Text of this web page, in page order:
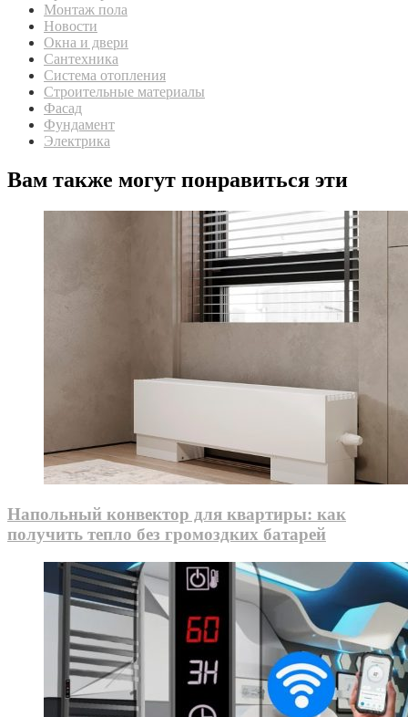
Монтаж пола
Новости
Окна и двери
Сантехника
Система отопления
Строительные материалы
Фасад
Фундамент
Электрика
Вам также могут понравиться эти
Напольный конвектор для квартиры: как
получить тепло без громоздких батарей